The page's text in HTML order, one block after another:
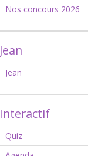
Nos concours 2026
Jean
Jean
Interactif
Quiz